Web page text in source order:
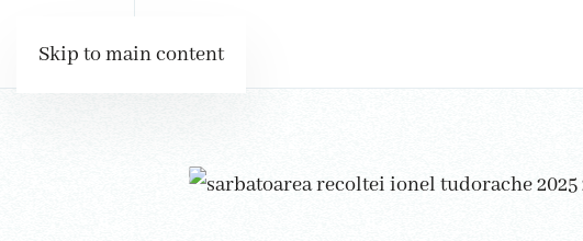
Skip to main content